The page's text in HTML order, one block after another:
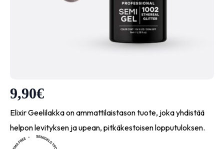
9,90€
Elixir Geelilakka on ammattilaistason tuote, joka yhdistää
helpon levityksen ja upean, pitkäkestoisen lopputuloksen.